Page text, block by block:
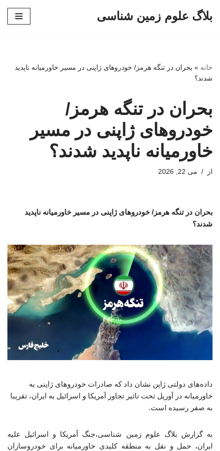
بلاگ علوم زمین شناسی
خانه » بحران در تنگه هرمز/ خودروهای ژاپنی در مسیر خاورمیانه ناپدید
شدند؟
بحران در تنگه هرمز/
خودروهای ژاپنی در مسیر
خاورمیانه ناپدید شدند؟
از می 22, 2026
بحران در تنگه هرمز/ خودروهای ژاپنی در مسیر خاورمیانه ناپدید
شدند؟
داده‌های دولتی ژاپن نشان داد که صادرات خودروهای ژاپنی به
خاورمیانه در آوریل تحت تاثیر تجاوز آمریکا و اسرائیل به ایران، تقریبا
به صفر رسیده است.
به گزارش بلاگ علوم زمین شناسی،جنگ آمریکا و اسرائیل علیه
ایران، حمل و نقل به منطقه‌ کلیدی خاورمیانه برای خودروسازان